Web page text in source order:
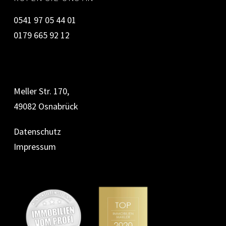
0541 97 05 44 01
0179 665 92 12
Meller Str. 170,
49082 Osnabrück
Datenschutz
Impressum